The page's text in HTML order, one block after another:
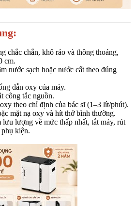
chắc chắn, khô ráo và thông thoáng,
cm.
nước sạch hoặc nước cất theo đúng
dẫn oxy của máy.
công tắc nguồn.
theo chỉ định của bác sĩ (1–3 lít/phút).
mặt nạ oxy và hít thở bình thường.
lưu lượng về mức thấp nhất, tắt máy, rút
kiện.